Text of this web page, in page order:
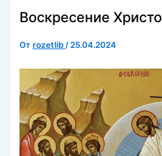
Воскресение
От rozetlib /25.04.2024